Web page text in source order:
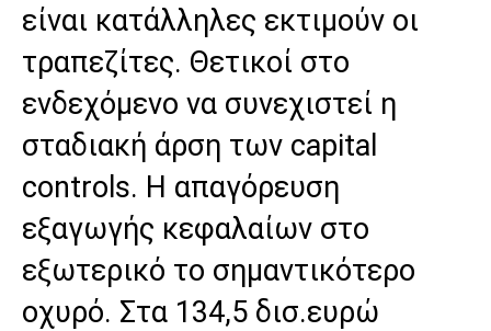
είναι κατάλληλες εκτιμούν οι
τραπεζίτες. Θετικοί στο
ενδεχόμενο να συνεχιστεί η
σταδιακή άρση των capital
controls. Η απαγόρευση
εξαγωγής κεφαλαίων στο
εξωτερικό το σημαντικότερο
οχυρό. Στα 134,5 δισ.ευρώ